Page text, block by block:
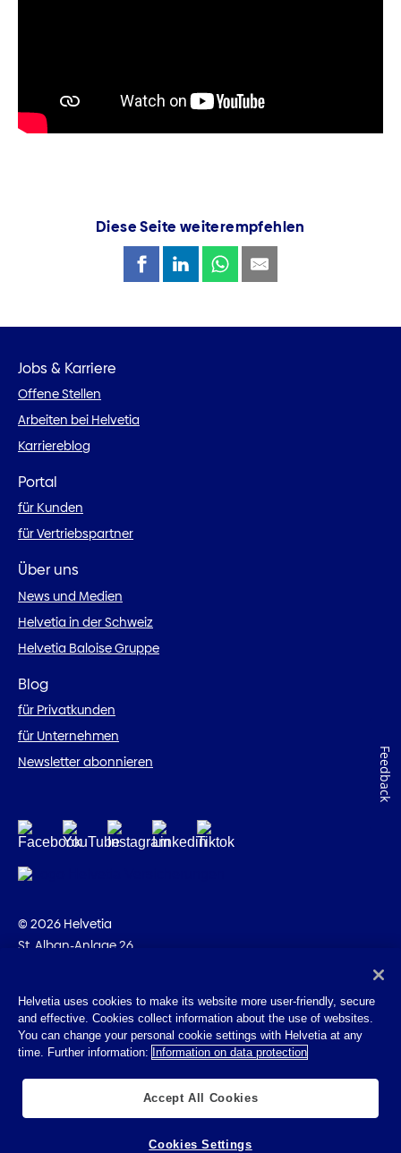
Diese Seite weiterempfehlen
Jobs & Karriere
Offene Stellen
Arbeiten bei Helvetia
Karriereblog
Portal
für Kunden
für Vertriebspartner
Über uns
News und Medien
Helvetia in der Schweiz
Helvetia Baloise Gruppe
Blog
für Privatkunden
für Unternehmen
Newsletter abonnieren
© 2026 Helvetia
St. Alban-Anlage 26
Impressum
Rechtliche Hinweise
Helvetia uses cookies to make its website more user-friendly, secure
and effective. Cookies collect information about the use of websites.
You can change your personal cookie settings with Helvetia at any
time. Further information: Information on data protection
Accept All Cookies
Cookies Settings
Feedback